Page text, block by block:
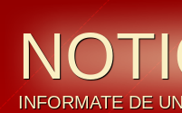
INFORMATE DE